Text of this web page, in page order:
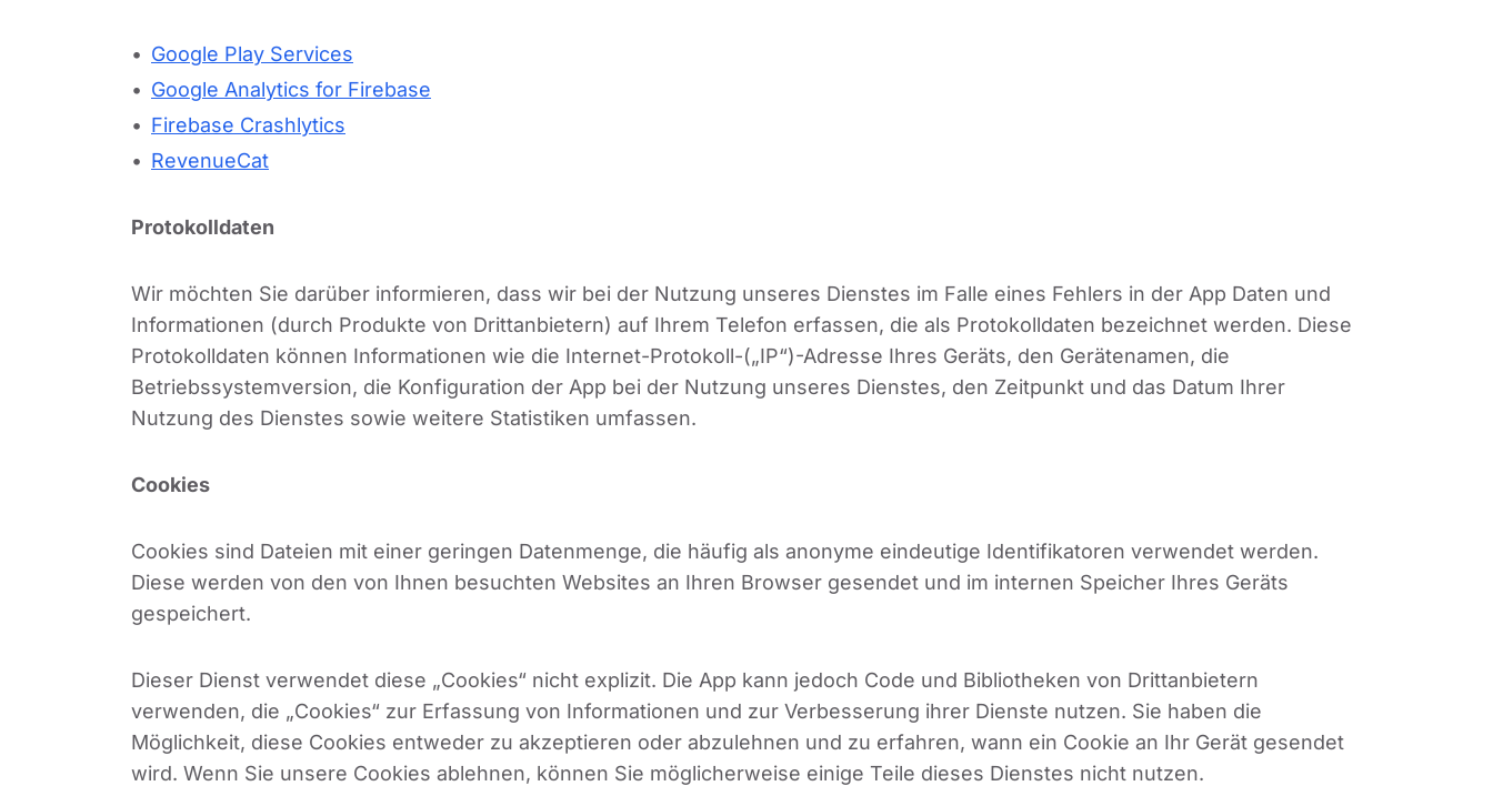
Google Play Services
Google Analytics for Firebase
Firebase Crashlytics
RevenueCat
Protokolldaten
Wir möchten Sie darüber informieren, dass wir bei der Nutzung unseres Dienstes im Falle eines Fehlers in der App Daten und
Informationen (durch Produkte von Drittanbietern) auf Ihrem Telefon erfassen, die als Protokolldaten bezeichnet werden. Diese
Protokolldaten können Informationen wie die Internet-Protokoll-(„IP“)-Adresse Ihres Geräts, den Gerätenamen, die
Betriebssystemversion, die Konfiguration der App bei der Nutzung unseres Dienstes, den Zeitpunkt und das Datum Ihrer
Nutzung des Dienstes sowie weitere Statistiken umfassen.
Cookies
Cookies sind Dateien mit einer geringen Datenmenge, die häufig als anonyme eindeutige Identifikatoren verwendet werden.
Diese werden von den von Ihnen besuchten Websites an Ihren Browser gesendet und im internen Speicher Ihres Geräts
gespeichert.
Dieser Dienst verwendet diese „Cookies“ nicht explizit. Die App kann jedoch Code und Bibliotheken von Drittanbietern
verwenden, die „Cookies“ zur Erfassung von Informationen und zur Verbesserung ihrer Dienste nutzen. Sie haben die
Möglichkeit, diese Cookies entweder zu akzeptieren oder abzulehnen und zu erfahren, wann ein Cookie an Ihr Gerät gesendet
wird. Wenn Sie unsere Cookies ablehnen, können Sie möglicherweise einige Teile dieses Dienstes nicht nutzen.